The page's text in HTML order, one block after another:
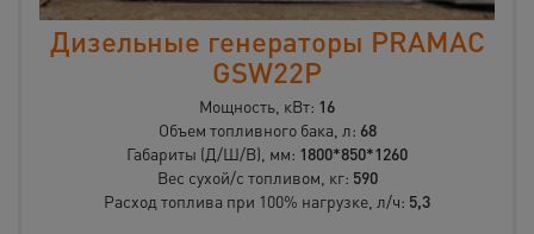
Дизельные генераторы PRAMAC
GSW22P
Мощность, кВт: 16
Объем топливного бака, л: 68
Габариты (Д/Ш/В), мм: 1800*850*1260
Вес сухой/c топливом, кг: 590
Расход топлива при 100% нагрузке, л/ч: 5,3